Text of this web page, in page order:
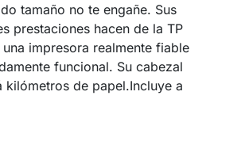
tamaño no te engañe. Sus
prestaciones hacen de la TP
una impresora realmente fiable
funcional. Su cabezal
kilómetros de papel.Incluye a